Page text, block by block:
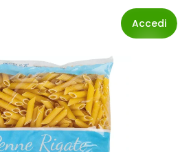
Accedi